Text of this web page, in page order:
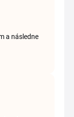
a následne